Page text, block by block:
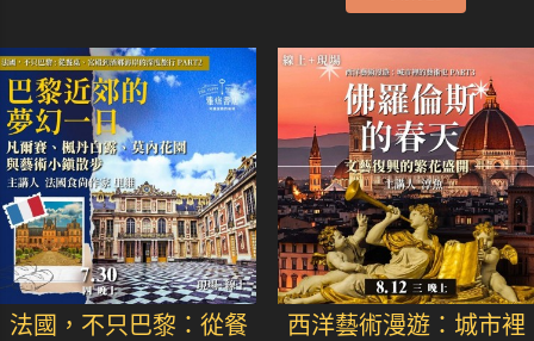
法國，不只巴黎：從餐
西洋藝術漫遊：城市裡